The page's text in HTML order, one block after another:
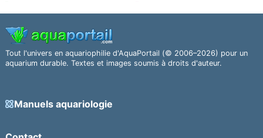
Tout l'univers en aquariophilie d'AquaPortail (© 2006–2026) pour un
aquarium durable. Textes et images soumis à droits d'auteur.
Manuels aquariologie